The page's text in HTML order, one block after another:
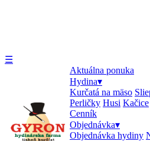
☰
Aktuálna ponuka
Hydina▾
Kurčatá na mäso
Perličky Husi Kačice
Cenník
Objednávka▾
Objednávka hydiny